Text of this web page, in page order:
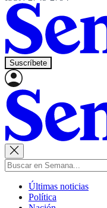
Suscríbete
Últimas noticias
Política